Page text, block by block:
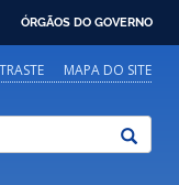
ÓRGÃOS DO GOVERNO
MAPA DO SITE